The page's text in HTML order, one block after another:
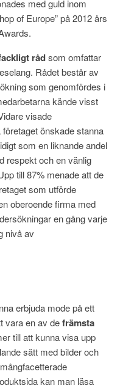
med guld inom
of Europe” på 2012 års
rådsom omfattar
Rådet består av
som genomfördes i
kände visst
visade
önskade stanna
som en liknande andel
respekt och en vänlig
till 87% menade att de
som utförde
oberoende firma med
en gång varje
nivå av
erbjuda mode på ett
vara en av defrämsta
till att kunna visa upp
sätt med bilder och
kan man läsa